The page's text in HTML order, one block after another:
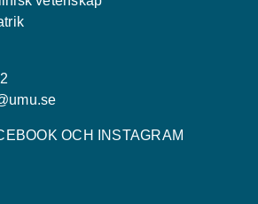
OCH INSTAGRAM